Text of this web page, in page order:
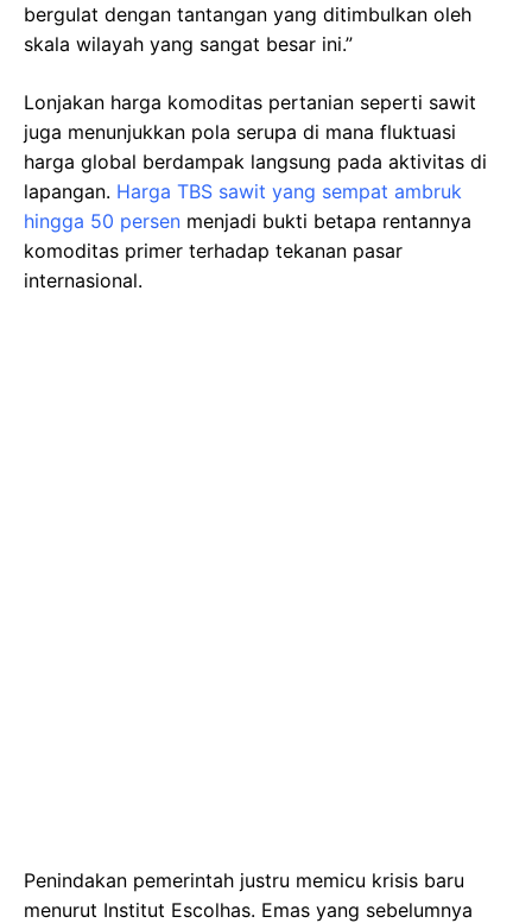
bergulat dengan tantangan yang ditimbulkan oleh
skala wilayah yang sangat besar ini.”
Lonjakan harga komoditas pertanian seperti sawit
juga menunjukkan pola serupa di mana fluktuasi
harga global berdampak langsung pada aktivitas di
lapangan. Harga TBS sawit yang sempat ambruk
hingga 50 persen menjadi bukti betapa rentannya
komoditas primer terhadap tekanan pasar
internasional.
Penindakan pemerintah justru memicu krisis baru
menurut Institut Escolhas. Emas yang sebelumnya